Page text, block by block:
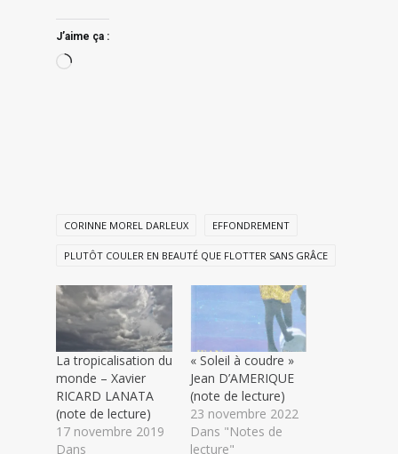
J’aime ça :
Chargement…
CORINNE MOREL DARLEUX EFFONDREMENT
PLUTÔT COULER EN BEAUTÉ QUE FLOTTER SANS GRÂCE
La tropicalisation du
monde – Xavier
RICARD LANATA
(note de lecture)
17 novembre 2019
Dans
« Soleil à coudre »
Jean D’AMERIQUE
(note de lecture)
23 novembre 2022
Dans "Notes de
lecture"